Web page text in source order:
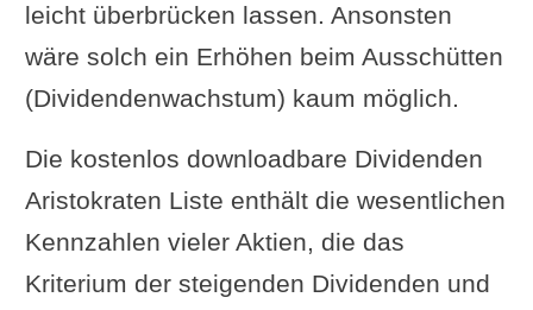
leicht überbrücken lassen. Ansonsten
wäre solch ein Erhöhen beim Ausschütten
(Dividendenwachstum) kaum möglich.
Die kostenlos downloadbare Dividenden
Aristokraten Liste enthält die wesentlichen
Kennzahlen vieler Aktien, die das
Kriterium der steigenden Dividenden und